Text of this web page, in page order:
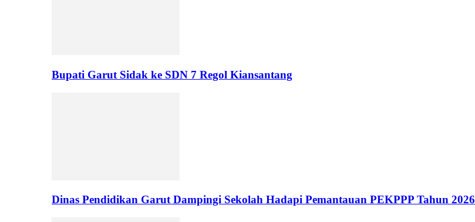
Bupati Garut Sidak ke SDN 7 Regol Kiansantang
Dinas Pendidikan Garut Dampingi Sekolah Hadapi Pemantauan PEKPPP Tahun 2026